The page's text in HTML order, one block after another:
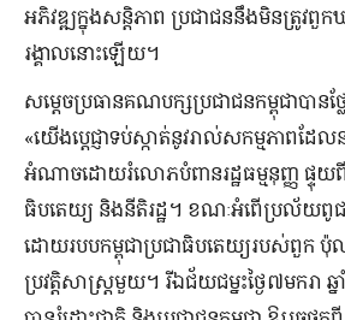
អភិវឌ្ឍក្នុងសន្តិភាព ប្រជាជននឹងមិនត្រូវពួក
រង្គាលនោះឡើយ។
សម្តេចប្រធានគណបក្សប្រជាជនកម្ពុជាបានថ្
«យើងប្តេជ្ញាទប់ស្កាត់នូវរាល់សកម្មភាពដែ
អំណាចដោយរំលោភបំពានរដ្ឋធម្មនុញ្ញ ផ្ទុ
ធិបតេយ្យ និងនីតិរដ្ឋ។ ខណៈអំពើប្រល័យពូ
ដោយរបបកម្ពុជាប្រជាធិបតេយ្យរបស់ពួក ប៉ុ
ប្រវត្តិសាស្ត្រមួយ។ រីឯជ័យជម្នះថ្ងៃ៧មករា